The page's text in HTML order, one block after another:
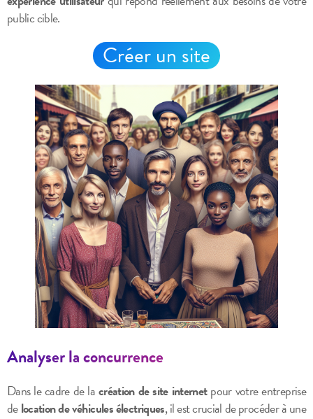
public cible.
Créer un site
Analyser la concurrence
Dans le cadre de lacréation de site internetpour votre entreprise
delocation de véhicules électriques, il est crucial de procéder à une